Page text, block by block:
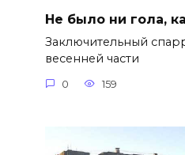
Не было ни гола,
Заключительный
весенней части
0 159